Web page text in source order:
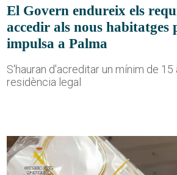
El Govern endureix els
accedir als nous habitatges
impulsa a Palma
S'hauran d'acreditar un mínim de 15
residència legal